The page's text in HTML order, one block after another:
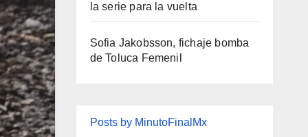
la serie para la vuelta
Sofia Jakobsson, fichaje bomba
de Toluca Femenil
Posts by MinutoFinalMx